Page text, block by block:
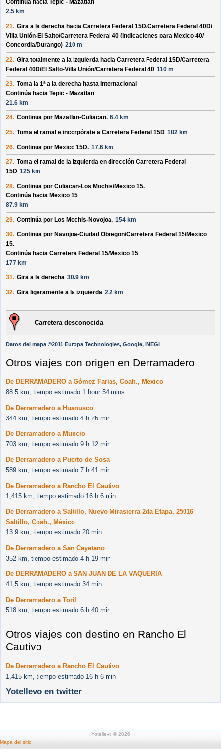
Continúa hacia Tepic - Mazatlan
2.5 km
21. Gira a la derecha hacia Carretera Federal 15D/Carretera Federal 40D/
Villa Unión-El Salto/Carretera Federal 40 (indicaciones para Mexico 40/
Concordia/Durango) 210 m
22. Gira totalmente a la izquierda hacia Carretera Federal 15D/Carretera
Federal 40D/El Salto-Villa Unión/Carretera Federal 40 110 m
23. Toma la 1ª a la derecha hasta Internacional
Continúa hacia Tepic - Mazatlan
21.6 km
24. Continúa por Mazatlan-Culiacan. 6.4 km
25. Toma el ramal e incorpórate a Carretera Federal 15D 182 km
26. Continúa por Mexico 15D. 17.6 km
27. Toma el ramal de la izquierda en dirección Carretera Federal
15D 125 km
28. Continúa por Culiacan-Los Mochis/Mexico 15.
Continúa hacia Mexico 15
87.9 km
29. Continúa por Los Mochis-Novojoa. 154 km
30. Continúa por Navojoa-Ciudad Obregon/Carretera Federal 15/Mexico
15.
Continúa hacia Carretera Federal 15/Mexico 15
177 km
31. Gira a la derecha 30.9 km
32. Gira ligeramente a la izquierda 2.2 km
Carretera desconocida
Datos del mapa ©2011 Europa Technologies, Google, INEGI
Otros viajes con origen en Derramadero
De DERRAMADERO a Gómez Farias, Coah., Mexico
88.5 km, tiempo estimado 1 hour 54 mins
De Derramadero a Huanusco
344 km, tiempo estimado 4 h 26 min
De Derramadero a Muncio
703 km, tiempo estimado 9 h 12 min
De Derramadero a Puerto de Sosa
589 km, tiempo estimado 7 h 41 min
De Derramadero a Rancho El Cautivo
1,415 km, tiempo estimado 16 h 6 min
De Derramadero a Saltillo, Nuevo Mirasierra 2da Etapa, 25016
Saltillo, Coah., México
13.9 km, tiempo estimado 20 min
De Derramadero a San Cayetano
352 km, tiempo estimado 4 h 19 min
De DERRAMADERO a SAN JUAN DE LA VAQUERIA
41,5 km, tiempo estimado 34 min
De Derramadero a Toril
518 km, tiempo estimado 6 h 40 min
Otros viajes con destino en Rancho El
Cautivo
De Derramadero a Rancho El Cautivo
1,415 km, tiempo estimado 16 h 6 min
Yotellevo en twitter
Yotellevo © 2026
Mapa del sitio